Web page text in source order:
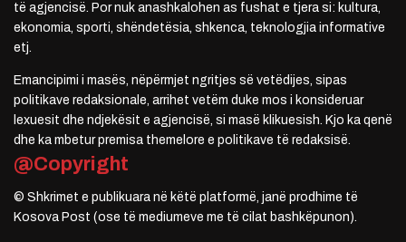
të agjencisë. Por nuk anashkalohen as fushat e tjera si: kultura,
ekonomia, sporti, shëndetësia, shkenca, teknologjia informative
etj.
Emancipimi i masës, nëpërmjet ngritjes së vetëdijes, sipas
politikave redaksionale, arrihet vetëm duke mos i konsideruar
lexuesit dhe ndjekësit e agjencisë, si masë klikuesish. Kjo ka qenë
dhe ka mbetur premisa themelore e politikave të redaksisë.
@Copyright
© Shkrimet e publikuara në këtë platformë, janë prodhime të
Kosova Post (ose të mediumeve me të cilat bashkëpunon).